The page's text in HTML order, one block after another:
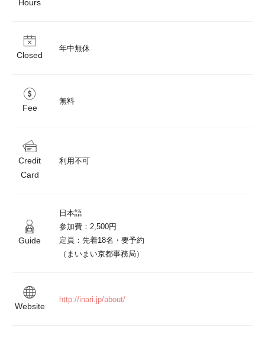
Hours
Closed
年中無休
Fee
無料
Credit
Card
利用不可
Guide
日本語
参加費：2,500円
定員：先着18名・要予約
Website
http://inari.jp/about/